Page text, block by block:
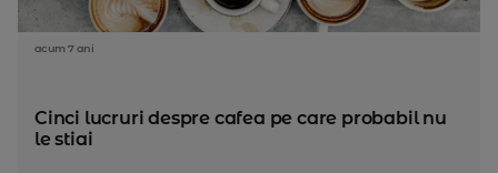
acum 7 ani
Cinci lucruri despre cafea pe care probabil nu
le stiai